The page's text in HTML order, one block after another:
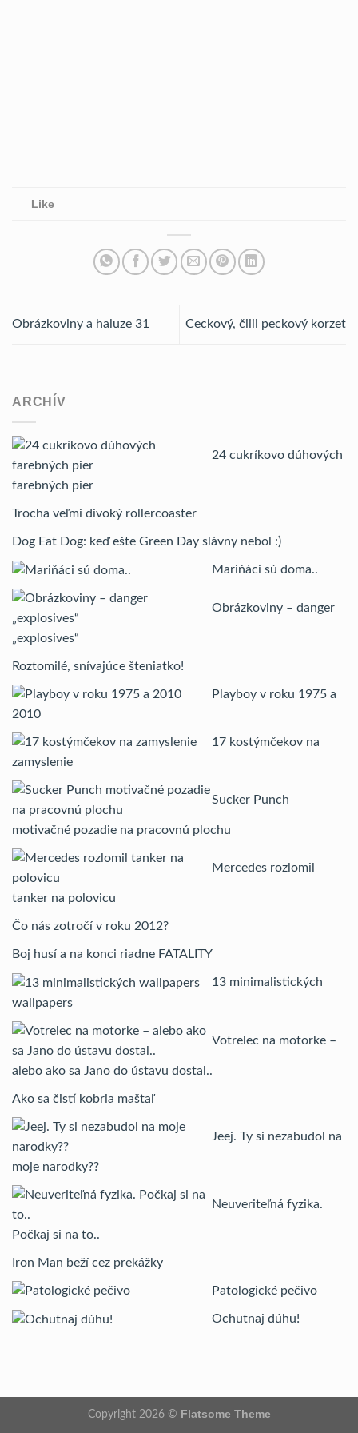
Like
Obrázkoviny a haluze 31 Ceckový, čiiii peckový korzet
ARCHÍV
24 cukríkovo dúhových
farebných pier
Trocha veľmi divoký rollercoaster
Dog Eat Dog: keď ešte Green Day slávny nebol :)
Mariňáci sú doma..
Obrázkoviny – danger
„explosives“
Roztomilé, snívajúce šteniatko!
Playboy v roku 1975 a
2010
17 kostýmčekov na
zamyslenie
Sucker Punch
motivačné pozadie na pracovnú plochu
Mercedes rozlomil
tanker na polovicu
Čo nás zotročí v roku 2012?
Boj husí a na konci riadne FATALITY
13 minimalistických
wallpapers
Votrelec na motorke –
alebo ako sa Jano do ústavu dostal..
Ako sa čistí kobria maštaľ
Jeej. Ty si nezabudol na
moje narodky??
Neuveriteľná fyzika.
Počkaj si na to..
Iron Man beží cez prekážky
Patologické pečivo
Ochutnaj dúhu!
Copyright 2026 © Flatsome Theme